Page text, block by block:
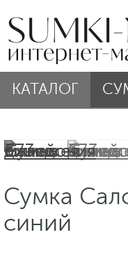
КАТАЛОГ
Сумка
синий